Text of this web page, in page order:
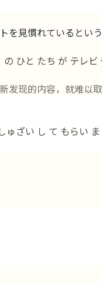
見慣れているとい
ひと たち が テレ
现的内容，就难以取
ゅざい し て もらい